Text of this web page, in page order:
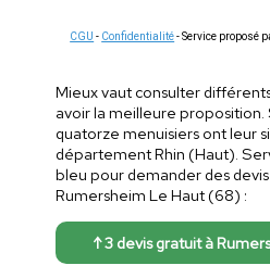
CGU - Confidentialité- Service proposé
Mieux vaut consulter
avoir la meilleure
quatorze menuisiers ont leur
département Rhin (Haut).
bleu pour demander des
Rumersheim Le Haut (68) :
↑ 3 devis gratuit à